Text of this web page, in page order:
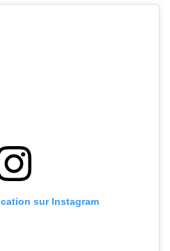
sur Instagram